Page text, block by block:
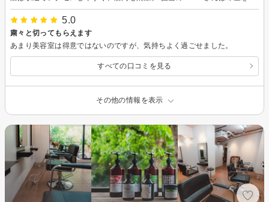
5.0
粛々と切ってもらえます
あまり美容室は得意ではないのですが、気持ちよく過ごせました。
すべての口コミを見る
その他の情報を表示